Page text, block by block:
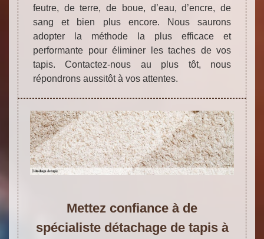
feutre, de terre, de boue, d’eau, d’encre, de
sang et bien plus encore. Nous saurons
adopter la méthode la plus efficace et
performante pour éliminer les taches de vos
tapis. Contactez-nous au plus tôt, nous
répondrons aussitôt à vos attentes.
Mettez confiance à de
spécialiste détachage de tapis à